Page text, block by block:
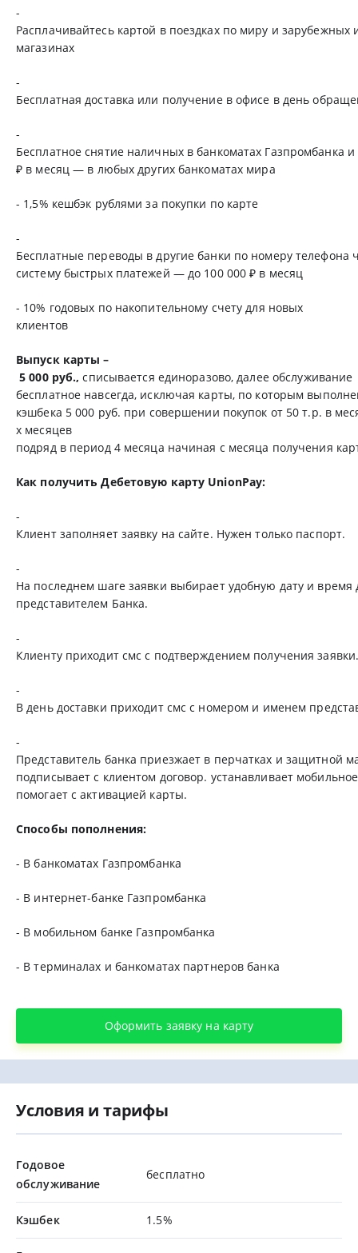
-
Расплачивайтесь картой в поездках по миру и зарубежных
магазинах
-
Бесплатная доставка или получение в офисе в день
-
Бесплатное снятие наличных в банкоматах Газпромбанка и
₽ в месяц — в любых других банкоматах мира
- 1,5% кешбэк рублями за покупки по карте
-
Бесплатные переводы в другие банки по номеру телефона
систему быстрых платежей — до 100 000 ₽ в месяц
- 10% годовых по накопительному счету для новых
клиентов
Выпуск карты –
5 000 руб., списывается единоразово, далее обслуживание
бесплатное навсегда, исключая карты, по которым
кэшбека 5 000 руб. при совершении покупок от 50 т.р. в
х месяцев
подряд в период 4 месяца начиная с месяца получения
Как получить Дебетовую карту UnionPay:
-
Клиент заполняет заявку на сайте. Нужен только паспорт.
-
На последнем шаге заявки выбирает удобную дату и время
представителем Банка.
-
Клиенту приходит смс с подтверждением получения
-
В день доставки приходит смс с номером и именем
-
Представитель банка приезжает в перчатках и защитной
подписывает с клиентом договор. устанавливает
помогает с активацией карты.
Способы пополнения:
- В банкоматах Газпромбанка
- В интернет-банке Газпромбанка
- В мобильном банке Газпромбанка
- В терминалах и банкоматах партнеров банка
Оформить заявку на карту
Условия и тарифы
Годовое
обслуживание
бесплатно
Кэшбек 1.5%